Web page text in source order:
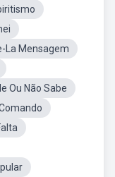
La Mensagem
Ou Não Sabe